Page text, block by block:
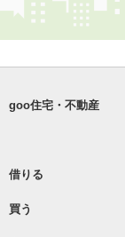
goo住宅・不動産
借りる
買う